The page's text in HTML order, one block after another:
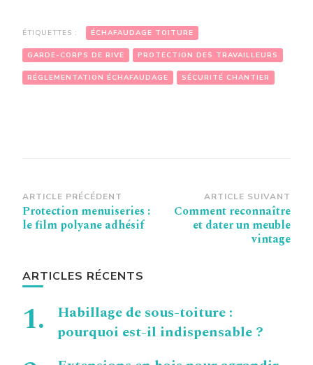
ÉTIQUETTES : ÉCHAFAUDAGE TOITURE
GARDE-CORPS DE RIVE PROTECTION DES TRAVAILLEURS
RÉGLEMENTATION ÉCHAFAUDAGE SÉCURITÉ CHANTIER
Navigation
d’article
ARTICLE PRÉCÉDENT
Protection menuiseries :
le film polyane adhésif
ARTICLE SUIVANT
Comment reconnaître
et dater un meuble
vintage
ARTICLES RÉCENTS
Habillage de sous-toiture :
pourquoi est-il indispensable ?